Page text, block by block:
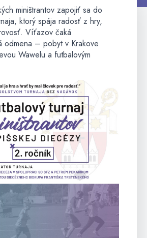
miništrantov zapojiť sa do
ktorý spája radosť z hry,
Víťazov čaká
odmena – pobyt v Krakove
Wawelu a futbalovým